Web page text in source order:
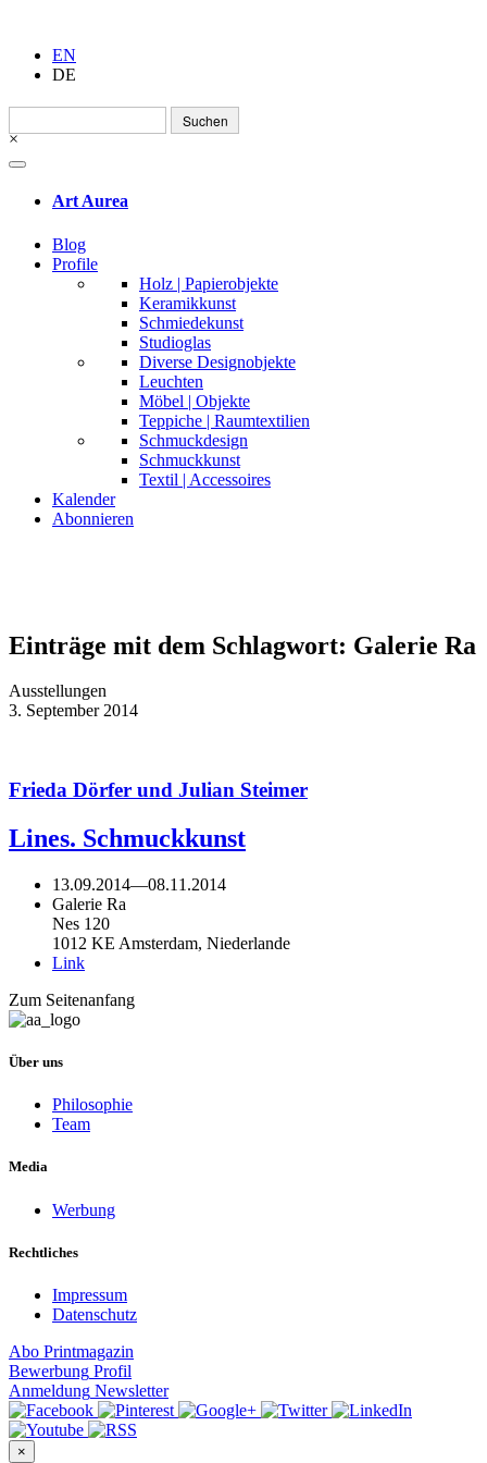
EN
DE
Suchen
nach:
×
Art Aurea
Blog
Profile
Holz | Papierobjekte
Keramikkunst
Schmiedekunst
Studioglas
Diverse Designobjekte
Leuchten
Möbel | Objekte
Teppiche | Raumtextilien
Schmuckdesign
Schmuckkunst
Textil | Accessoires
Kalender
Abonnieren
Einträge mit dem Schlagwort: Galerie Ra
Ausstellungen
3. September 2014
Frieda Dörfer und Julian Steimer
Lines. Schmuckkunst
13.09.2014—08.11.2014
Galerie Ra
Nes 120
1012 KE Amsterdam, Niederlande
Link
Zum Seitenanfang
Über uns
Philosophie
Team
Media
Werbung
Rechtliches
Impressum
Datenschutz
Abo Printmagazin
Bewerbung Profil
Anmeldung Newsletter
×